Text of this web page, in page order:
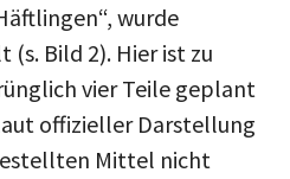
wurde
Bild 2). Hier ist zu
vier Teile geplant
offizieller Darstellung
Mittel nicht